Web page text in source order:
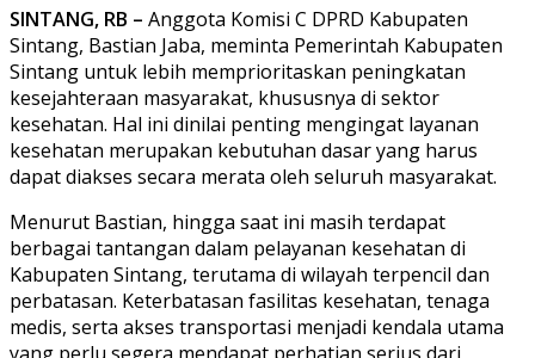
SINTANG, RB – Anggota Komisi C DPRD Kabupaten
Sintang, Bastian Jaba, meminta Pemerintah Kabupaten
Sintang untuk lebih memprioritaskan peningkatan
kesejahteraan masyarakat, khususnya di sektor
kesehatan. Hal ini dinilai penting mengingat layanan
kesehatan merupakan kebutuhan dasar yang harus
dapat diakses secara merata oleh seluruh masyarakat.
Menurut Bastian, hingga saat ini masih terdapat
berbagai tantangan dalam pelayanan kesehatan di
Kabupaten Sintang, terutama di wilayah terpencil dan
perbatasan. Keterbatasan fasilitas kesehatan, tenaga
medis, serta akses transportasi menjadi kendala utama